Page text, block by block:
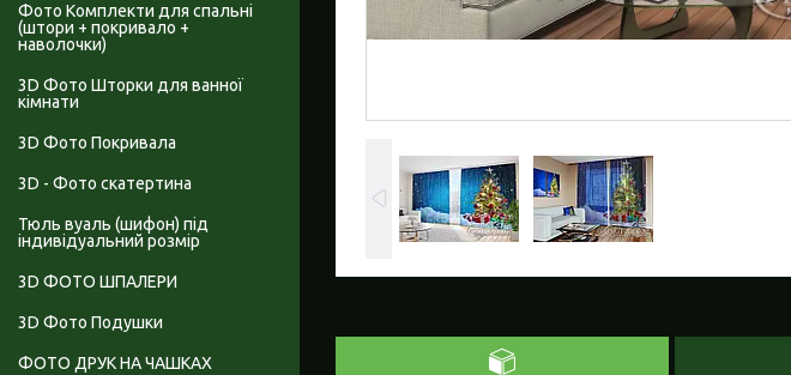
Фото Комплекти для спальні
(штори + покривало +
наволочки)
3D Фото Шторки для ванної
кімнати
3D Фото Покривала
3D - Фото скатертина
Тюль вуаль (шифон) під
індивідуальний розмір
3D ФОТО ШПАЛЕРИ
3D Фото Подушки
ФОТО ДРУК НА ЧАШКАХ